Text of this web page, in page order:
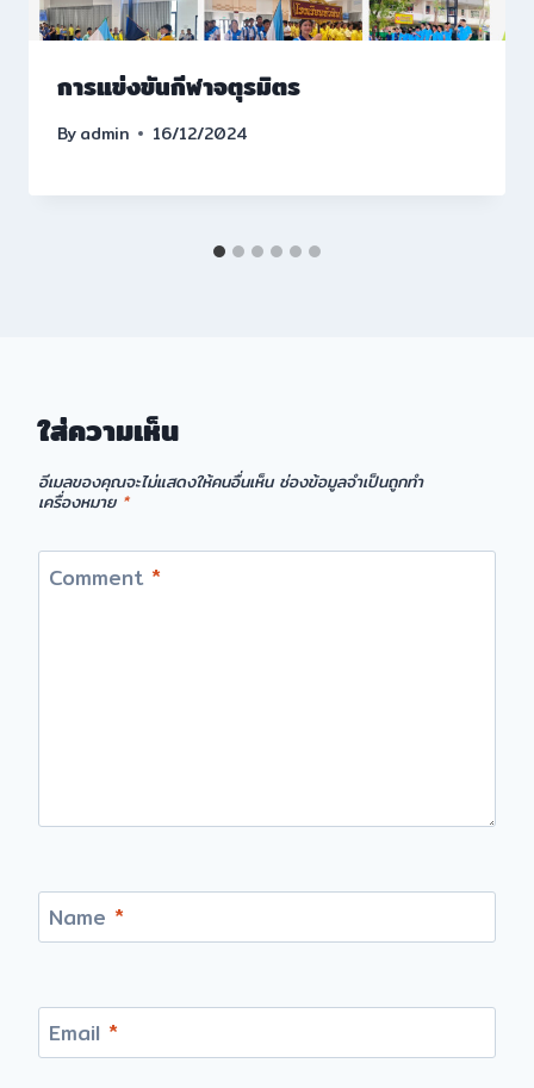
การแข่งขันกีฬาจตุรมิตร
Byadmin 16/12/2024
ใส่ความเห็น
อีเมลของคุณจะไม่แสดงให้คนอื่นเห็น ช่องข้อมูลจำเป็นถูกทำ
เครื่องหมาย *
Comment *
Name *
Email *